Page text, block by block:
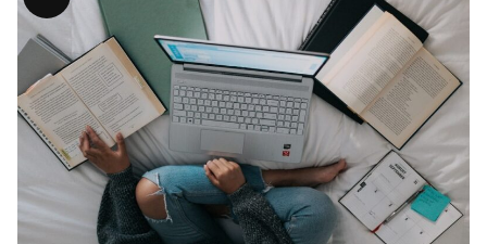
Lange
Beschreibung